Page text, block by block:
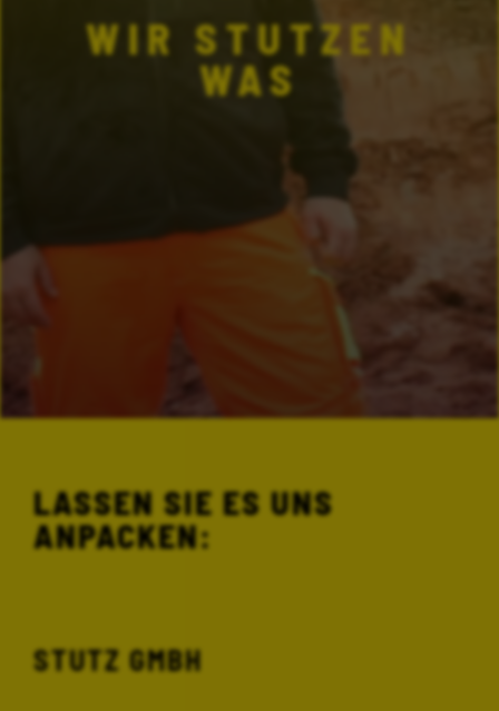
WIR STUTZEN
WAS
LASSEN SIE ES UNS
ANPACKEN:
STUTZ GMBH